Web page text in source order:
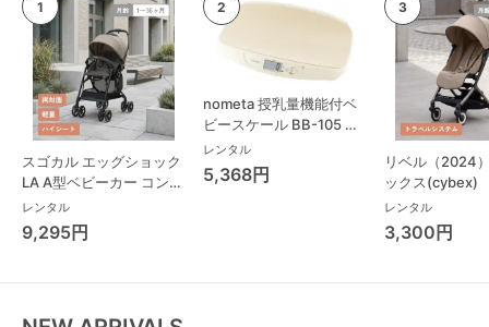
スゴカル エッグショック
LA A型ベビーカー コンビ
(Combi)
レンタル
9,295円
nometa 授乳量機能付ベ
ビースケール BB-105 タ
ニタ(TANITA) ベビースケ
ール・体重計
レンタル
5,368円
リベル（2024
ックス(cybex)
レンタル
3,300円